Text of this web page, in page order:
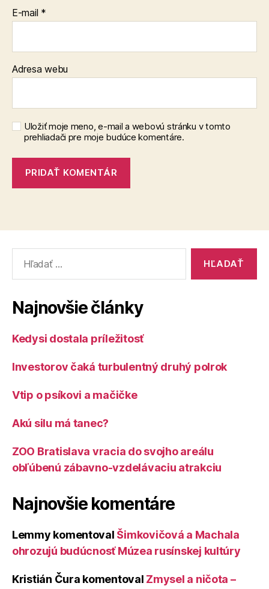
E-mail *
Adresa webu
Uložiť moje meno, e-mail a webovú stránku v tomto
prehliadači pre moje budúce komentáre.
Najnovšie články
Kedysi dostala príležitosť
Investorov čaká turbulentný druhý polrok
Vtip o psíkovi a mačičke
Akú silu má tanec?
ZOO Bratislava vracia do svojho areálu
obľúbenú zábavno-vzdelávaciu atrakciu
Najnovšie komentáre
Lemmy komentoval Šimkovičová a Machala
ohrozujú budúcnosť Múzea rusínskej kultúry
Kristián Čura komentoval Zmysel a ničota –